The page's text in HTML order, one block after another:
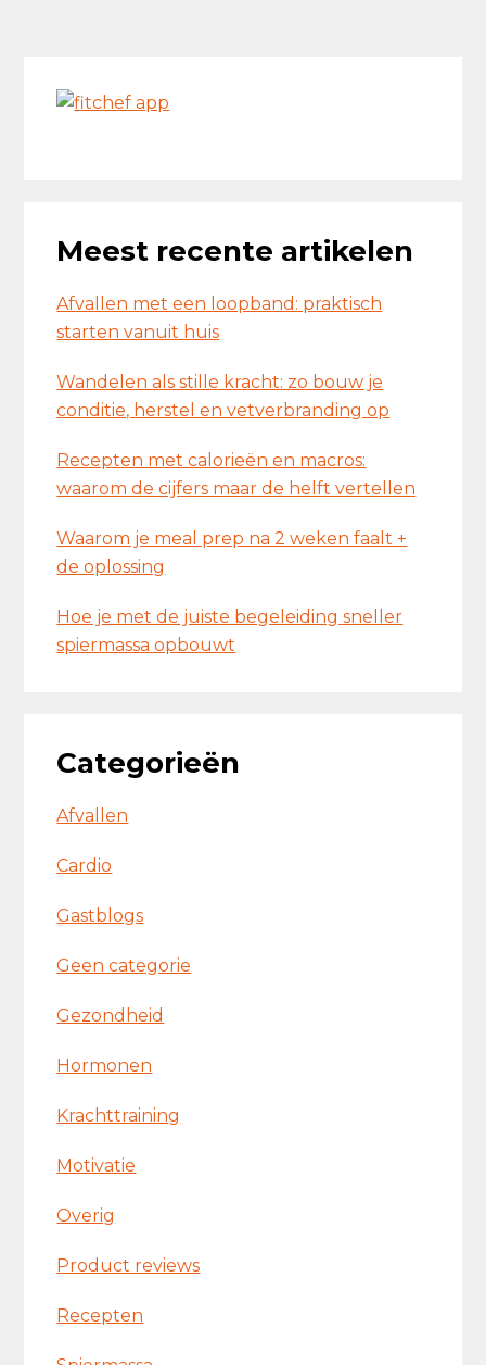
Meest recente artikelen
Afvallen met een loopband: praktisch
starten vanuit huis
Wandelen als stille kracht: zo bouw je
conditie, herstel en vetverbranding op
Recepten met calorieën en macros:
waarom de cijfers maar de helft vertellen
Waarom je meal prep na 2 weken faalt +
de oplossing
Hoe je met de juiste begeleiding sneller
spiermassa opbouwt
Categorieën
Afvallen
Cardio
Gastblogs
Geen categorie
Gezondheid
Hormonen
Krachttraining
Motivatie
Overig
Product reviews
Recepten